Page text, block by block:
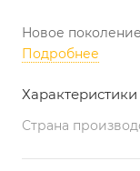
Новое
Подробнее
Характеристики
Страна